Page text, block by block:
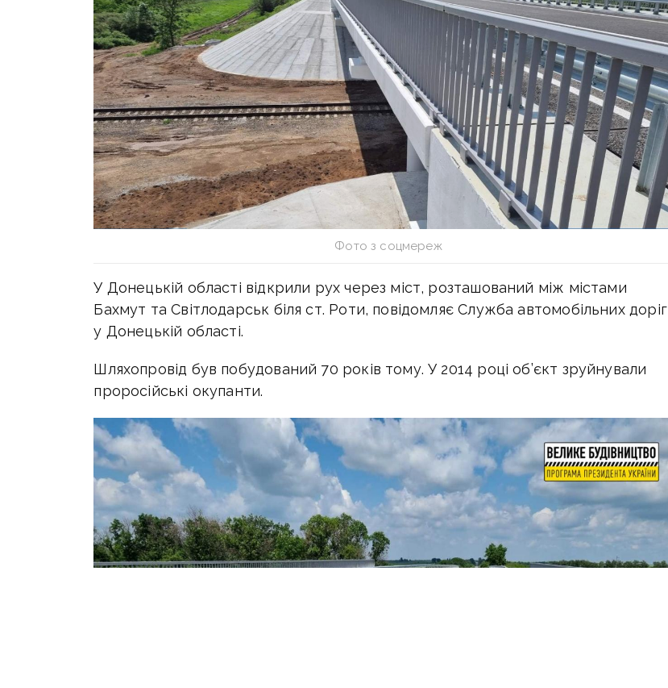
Фото з соцмереж
У Донецькій області відкрили рух через міст, розташований між містами
Бахмут та Світлодарськ біля ст. Роти, повідомляє Служба автомобільних доріг
у Донецькій області.
Шляхопровід був побудований 70 років тому. У 2014 році об’єкт зруйнували
проросійські окупанти.